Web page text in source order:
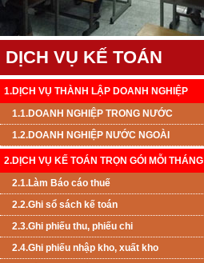
DỊCH VỤ KẾ TOÁN
1.DỊCH VỤ THÀNH LẬP DOANH NGHIỆP
1.1.DOANH NGHIỆP TRONG NƯỚC
1.2.DOANH NGHIỆP NƯỚC NGOÀI
2.DỊCH VỤ KẾ TOÁN TRỌN GÓI MỖI THÁNG
2.1.Làm Báo cáo thuế
2.2.Ghi sổ sách kế toán
2.3.Ghi phiếu thu, phiếu chi
2.4.Ghi phiếu nhập kho, xuất kho